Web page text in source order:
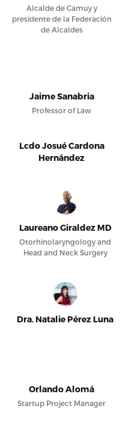
Alcalde de Camuy y
presidente de la Federación
de Alcaldes
Jaime Sanabria
Professor of Law
Lcdo Josué Cardona
Hernández
Laureano Giraldez MD
Otorhinolaryngology and
Head and Neck Surgery
Dra. Natalie Pérez Luna
Orlando Alomá
Startup Project Manager